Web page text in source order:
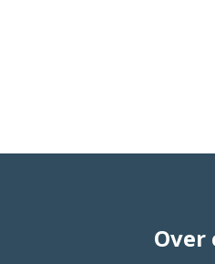
Over